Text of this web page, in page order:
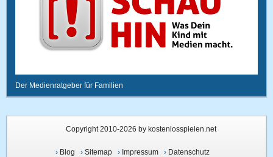
Der Medienratgeber für Familien
Copyright 2010-2026 by kostenlosspielen.net
› Blog › Sitemap› Impressum› Datenschutz